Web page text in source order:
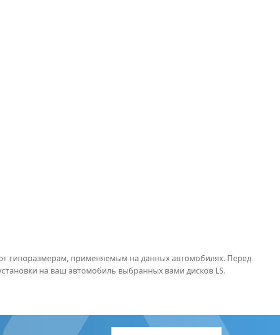
типоразмерам, применяемым на данных автомобилях. Перед
на ваш автомобиль выбранных вами дисков LS.